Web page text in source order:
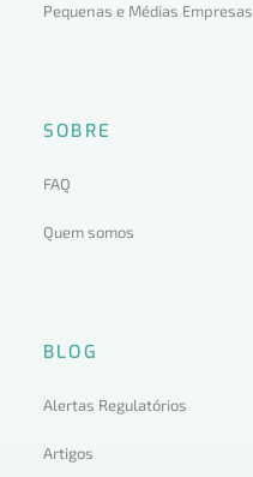
Pequenas e Médias Empresas
SOBRE
FAQ
Quem somos
BLOG
Alertas Regulatórios
Artigos